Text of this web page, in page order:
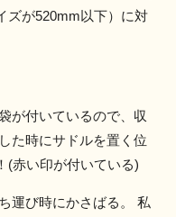
ズが520mm以下）に対
が付いているので、収
た時にサドルを置く位
(赤い印が付いている)
運び時にかさばる。 私